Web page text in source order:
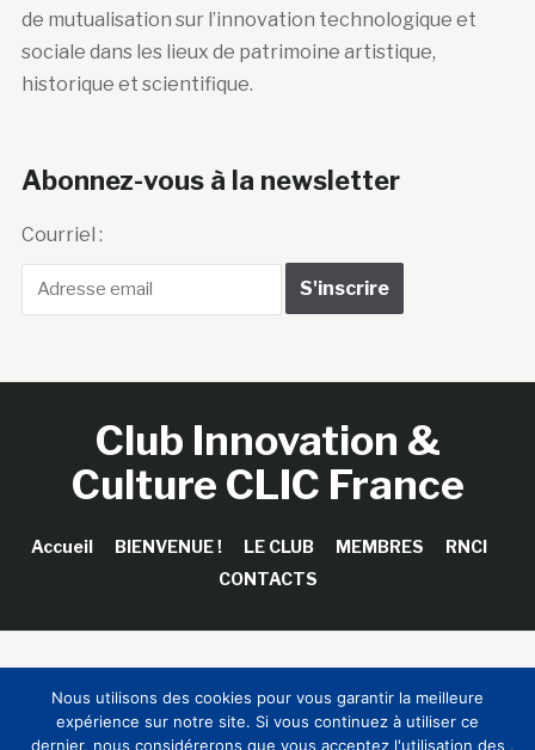
de mutualisation sur l’innovation technologique et
sociale dans les lieux de patrimoine artistique,
historique et scientifique.
Abonnez-vous à la newsletter
Courriel :
Club Innovation &
Culture CLIC France
Accueil BIENVENUE ! LE CLUB MEMBRES
RNCI
CONTACTS
Sinapses Conseils
Nous utilisons des cookies pour vous garantir la meilleure
expérience sur notre site. Si vous continuez à utiliser ce
dernier, nous considérerons que vous acceptez l'utilisation des